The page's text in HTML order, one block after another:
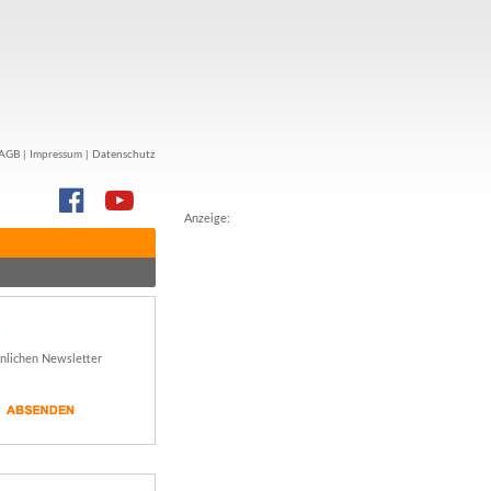
Anzeige:
Impressum Datenschutz
Newsletter